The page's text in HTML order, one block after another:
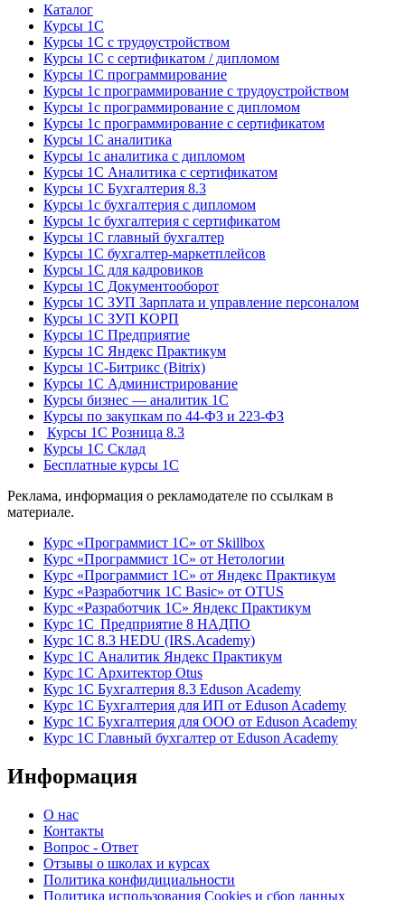
Каталог
Курсы 1С
Курсы 1С с трудоустройством
Курсы 1С с сертификатом / дипломом
Курсы 1С программирование
Курсы 1с программирование с трудоустройством
Курсы 1с программирование с дипломом
Курсы 1с программирование с сертификатом
Курсы 1С аналитика
Курсы 1с аналитика с дипломом
Курсы 1С Аналитика с сертификатом
Курсы 1С Бухгалтерия 8.3
Курсы 1с бухгалтерия с дипломом
Курсы 1с бухгалтерия с сертификатом
Курсы 1С главный бухгалтер
Курсы 1С бухгалтер-маркетплейсов
Курсы 1С для кадровиков
Курсы 1С Документооборот
Курсы 1С ЗУП Зарплата и управление персоналом
Курсы 1С ЗУП КОРП
Курсы 1С Предприятие
Курсы 1С Яндекс Практикум
Курсы 1С-Битрикс (Bitrix)
Курсы 1С Администрирование
Курсы бизнес — аналитик 1С
Курсы по закупкам по 44‑ФЗ и 223‑ФЗ
Курсы 1С Розница 8.3
Курсы 1С Склад
Бесплатные курсы 1С
Реклама, информация о рекламодателе по ссылкам в
материале.
Курс «Программист 1С» от Skillbox
Курс «Программист 1С» от Нетологии
Курс «Программист 1С» от Яндекс Практикум
Курс «Разработчик 1С Basic» от OTUS
Курс «Разработчик 1С» Яндекс Практикум
Курс 1С Предприятие 8 НАДПО
Курс 1С 8.3 HEDU (IRS.Academy)
Курс 1С Аналитик Яндекс Практикум
Курс 1С Архитектор Otus
Курс 1С Бухгалтерия 8.3 Eduson Academy
Курс 1С Бухгалтерия для ИП от Eduson Academy
Курс 1С Бухгалтерия для ООО от Eduson Academy
Курс 1С Главный бухгалтер от Eduson Academy
Информация
О нас
Контакты
Вопрос - Ответ
Отзывы о школах и курсах
Политика конфидициальности
Политика использования Cookies и сбор данных